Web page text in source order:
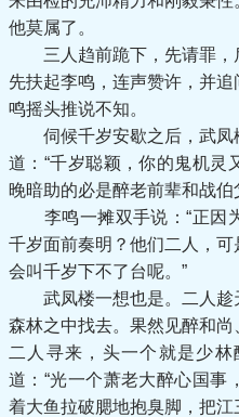
他莫属了。
三人趋前跪下，先请罪，
先扶起李鸣，连声赞许，并
鸣摇头推说不知。
伺候千岁安歇之后，武凤
道：“千岁聪颖，你的鬼机灵
晚暗助的必是醉老前辈和战伯
李鸣一摊双手说：“正因
千岁面前奏明？他们二人，
会叫千岁下不了台呢。”
武凤楼一想也是。二人趁
森林之中找去。果然见醉和
二人寻来，头一个就是少
道：“光一个萧老大醉心国事
着大鱼拉破腮地抱臭脚，把